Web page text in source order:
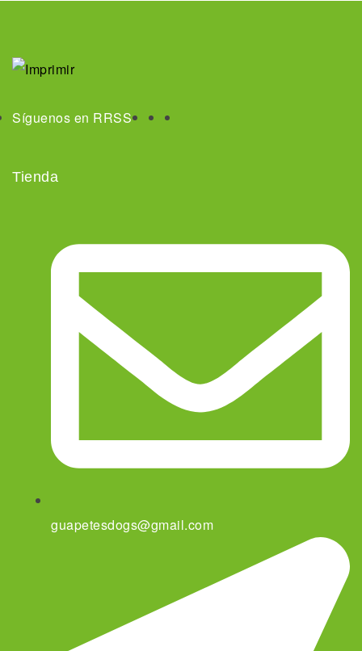
Síguenos en RRSS
Tienda
guapetesdogs@gmail.com